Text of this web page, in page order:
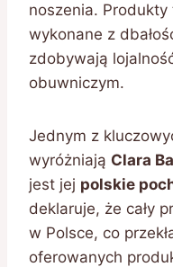
noszenia.
wykonane z
zdobywają
obuwniczym.
Jednym z
wyróżniają Clara
jest jej polskie
deklaruje, że cały
w Polsce, co
oferowanych